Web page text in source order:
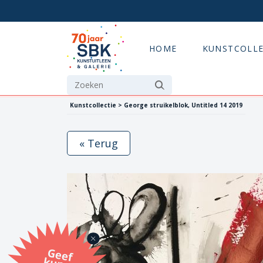
HOME
Kunstcollectie > George struikelblok, Untitled 14 2019
G
eef
u
n
st
a
d
o
m
et
e SB
K
u
n
stb
o
n
« Terug